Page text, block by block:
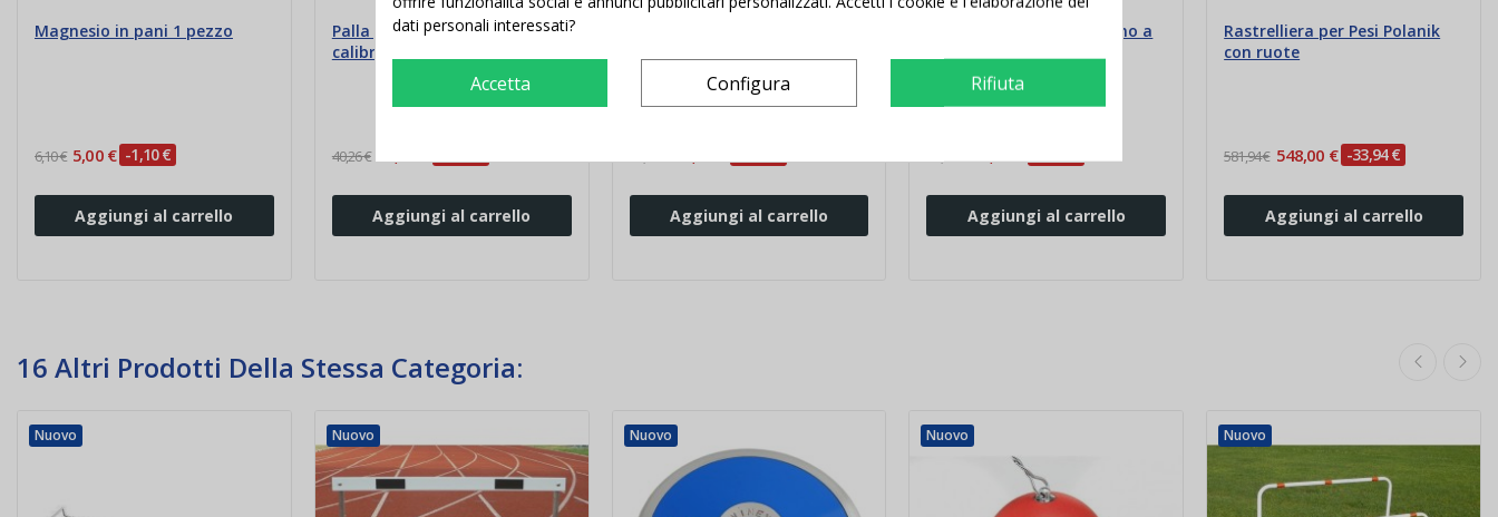
Magnesio in pani 1 pezzo
6,10 € 5,00 € -1,10 €
Aggiungi al carrello
Palla getto del peso 3 kg
calibrata in acciaio
40,26 €
Aggiungi al carrello Aggiungi al carrello
Borsa per peso Polanik fino a
Aggiungi al carrello
Rastrelliera per Pesi Polanik
con ruote
581,94 € 548,00 € -33,94 €
Aggiungi al carrello
16 Altri Prodotti Della Stessa Categoria:
Nuovo Nuovo Nuovo Nuovo Nuovo
dati personali interessati?
Accetta Configura Rifiuta